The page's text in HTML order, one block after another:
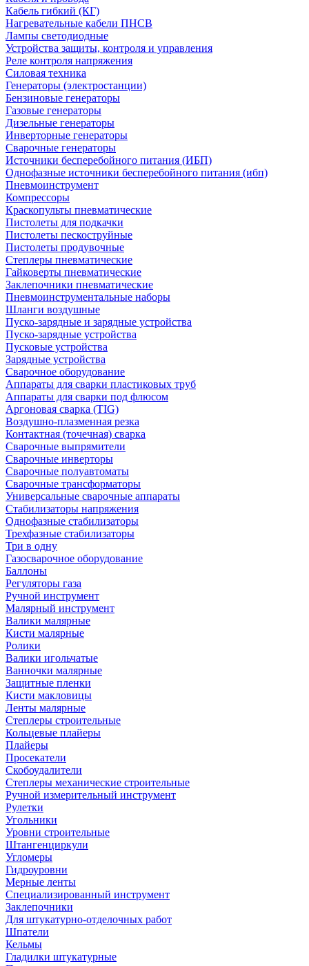
Кабель гибкий (КГ)
Нагревательные кабели ПНСВ
Лампы светодиодные
Устройства защиты, контроля и управления
Реле контроля напряжения
Силовая техника
Генераторы (электростанции)
Бензиновые генераторы
Газовые генераторы
Дизельные генераторы
Инверторные генераторы
Сварочные генераторы
Источники бесперебойного питания (ИБП)
Однофазные источники бесперебойного питания (ибп)
Пневмоинструмент
Компрессоры
Краскопульты пневматические
Пистолеты для подкачки
Пистолеты пескоструйные
Пистолеты продувочные
Степлеры пневматические
Гайковерты пневматические
Заклепочники пневматические
Пневмоинструментальные наборы
Шланги воздушные
Пуско-зарядные и зарядные устройства
Пуско-зарядные устройства
Пусковые устройства
Зарядные устройства
Сварочное оборудование
Аппараты для сварки пластиковых труб
Аппараты для сварки под флюсом
Аргоновая сварка (TIG)
Воздушно-плазменная резка
Контактная (точечная) сварка
Сварочные выпрямители
Сварочные инверторы
Сварочные полуавтоматы
Сварочные трансформаторы
Универсальные сварочные аппараты
Стабилизаторы напряжения
Однофазные стабилизаторы
Трехфазные стабилизаторы
Три в одну
Газосварочное оборудование
Баллоны
Регуляторы газа
Ручной инструмент
Малярный инструмент
Валики малярные
Кисти малярные
Ролики
Валики игольчатые
Ванночки малярные
Защитные пленки
Кисти макловицы
Ленты малярные
Степлеры строительные
Кольцевые плайеры
Плайеры
Просекатели
Скобоудалители
Степлеры механические строительные
Ручной измерительный инструмент
Рулетки
Угольники
Уровни строительные
Штангенциркули
Угломеры
Гидроуровни
Мерные ленты
Специализированный инструмент
Заклепочники
Для штукатурно-отделочных работ
Шпатели
Кельмы
Гладилки штукатурные